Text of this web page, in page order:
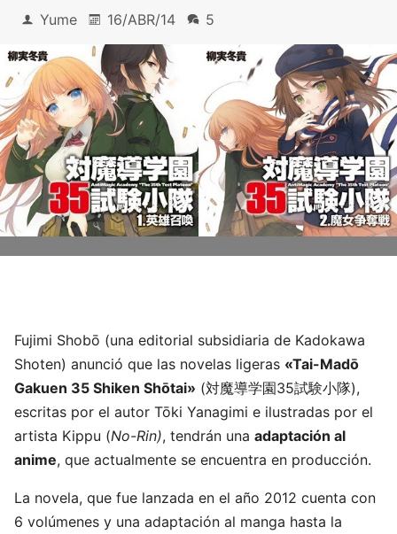
Yume 16/ABR/14 5
Fujimi Shobō (una editorial subsidiaria de Kadokawa
Shoten) anunció que las novelas ligeras «Tai-Madō
Gakuen 35 Shiken Shōtai» (対魔導学園35試験小隊),
escritas por el autor Tōki Yanagimi e ilustradas por el
artista Kippu (No-Rin), tendrán una adaptación al
anime, que actualmente se encuentra en producción.
La novela, que fue lanzada en el año 2012 cuenta con
6 volúmenes y una adaptación al manga hasta la